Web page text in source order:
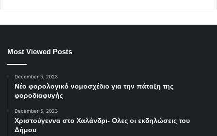
Most Viewed Posts
December 5, 2023
Νέο φορολογικό νομοσχέδιο για την πάταξη της
φοροδιαφυγής
December 5, 2023
Χριστούγεννα στο Χαλάνδρι- Ολες οι εκδηλώσεις του
Δήμου